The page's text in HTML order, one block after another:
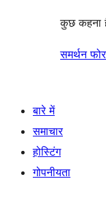
कुछ कहना
समर्थन
बारे में
समाचार
होस्टिंग
गोपनीयता